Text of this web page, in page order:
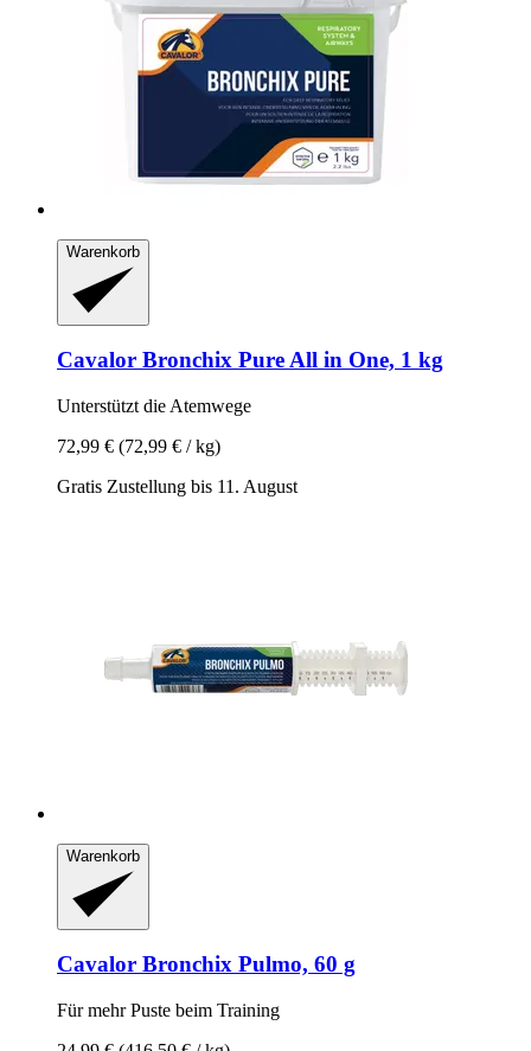
Warenkorb
Cavalor Bronchix Pure All in One, 1 kg
Unterstützt die Atemwege
72,99 € (72,99 € / kg)
Gratis Zustellung bis 11. August
Warenkorb
Cavalor Bronchix Pulmo, 60 g
Für mehr Puste beim Training